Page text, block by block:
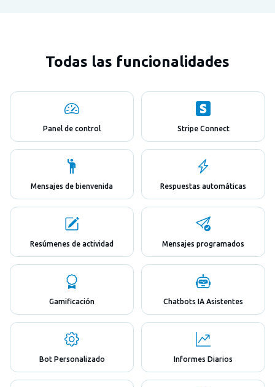
Todas las funcionalidades
Panel de control Stripe Connect
Mensajes de bienvenida Respuestas automáticas
Resúmenes de actividad Mensajes programados
Gamificación Chatbots IA Asistentes
Bot Personalizado Informes Diarios